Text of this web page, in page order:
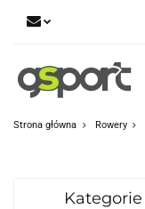
Strona główna Rowery
Kategorie